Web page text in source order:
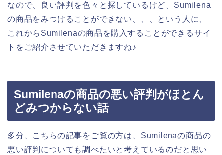
なので、良い評判を色々と探しているけど、Sumilena
の商品をみつけることができない、、、という人に、
これからSumilenaの商品を購入することができるサイ
トをご紹介させていただきますね♪
Sumilenaの商品の悪い評判がほとん
どみつからない話
多分、こちらの記事をご覧の方は、Sumilenaの商品の
悪い評判についても調べたいと考えているのだと思い